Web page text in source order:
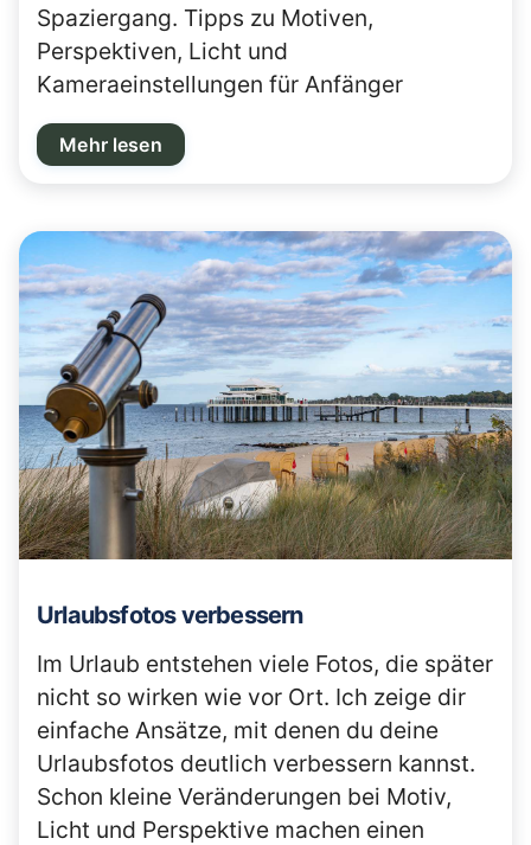
Spaziergang. Tipps zu Motiven,
Perspektiven, Licht und
Kameraeinstellungen für Anfänger
Mehr lesen
Urlaubsfotos verbessern
Im Urlaub entstehen viele Fotos, die später
nicht so wirken wie vor Ort. Ich zeige dir
einfache Ansätze, mit denen du deine
Urlaubsfotos deutlich verbessern kannst.
Schon kleine Veränderungen bei Motiv,
Licht und Perspektive machen einen